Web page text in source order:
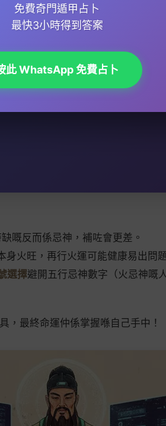
缺嘅反而係忌神，補咗會更差。
火旺，再行火運可能健康易出問
選擇避開五行忌神數字（火忌神嘅
，最終命運仲係掌握喺自己手中！
免費奇門遁甲占卜
最快3小時得到答案
此 WhatsApp 免費占卜